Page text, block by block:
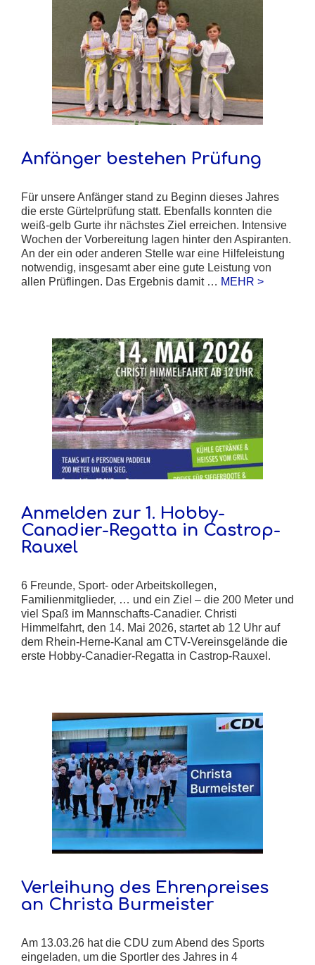
Anfänger bestehen Prüfung
Für unsere Anfänger stand zu Beginn dieses Jahres
die erste Gürtelprüfung statt. Ebenfalls konnten die
weiß-gelb Gurte ihr nächstes Ziel erreichen. Intensive
Wochen der Vorbereitung lagen hinter den Aspiranten.
An der ein oder anderen Stelle war eine Hilfeleistung
notwendig, insgesamt aber eine gute Leistung von
allen Prüflingen. Das Ergebnis damit … MEHR >
Anmelden zur 1. Hobby-
Canadier-Regatta in Castrop-
Rauxel
6 Freunde, Sport- oder Arbeitskollegen,
Familienmitglieder, … und ein Ziel – die 200 Meter und
viel Spaß im Mannschafts-Canadier. Christi
Himmelfahrt, den 14. Mai 2026, startet ab 12 Uhr auf
dem Rhein-Herne-Kanal am CTV-Vereinsgelände die
erste Hobby-Canadier-Regatta in Castrop-Rauxel.
Verleihung des Ehrenpreises
an Christa Burmeister
Am 13.03.26 hat die CDU zum Abend des Sports
eingeladen, um die Sportler des Jahres in 4